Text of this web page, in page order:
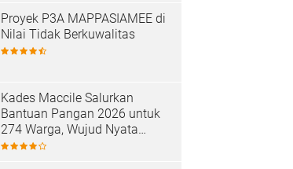
Proyek P3A MAPPASIAMEE di
Nilai Tidak Berkuwalitas
Kades Maccile Salurkan
Bantuan Pangan 2026 untuk
274 Warga, Wujud Nyata
Kepedulian terhadap